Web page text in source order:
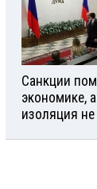
Санкции
экономике,
изоляция